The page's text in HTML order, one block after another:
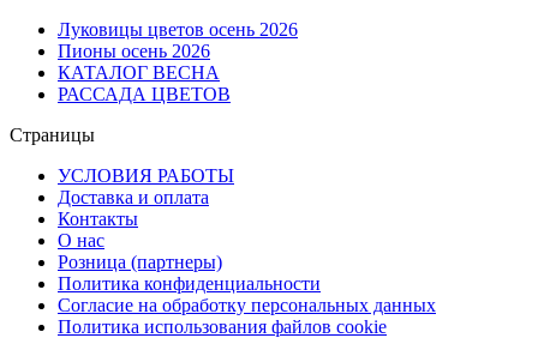
Луковицы цветов осень 2026
Пионы осень 2026
КАТАЛОГ ВЕСНА
РАССАДА ЦВЕТОВ
Страницы
УСЛОВИЯ РАБОТЫ
Доставка и оплата
Контакты
О наc
Розница (партнеры)
Политика конфиденциальности
Согласие на обработку персональных данных
Политика использования файлов сookie